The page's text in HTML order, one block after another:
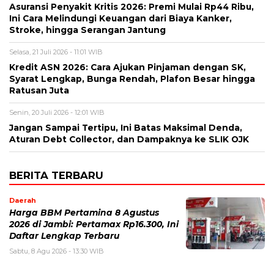
Asuransi Penyakit Kritis 2026: Premi Mulai Rp44 Ribu,
Ini Cara Melindungi Keuangan dari Biaya Kanker,
Stroke, hingga Serangan Jantung
Selasa, 21 Juli 2026 - 11:01 WIB
Kredit ASN 2026: Cara Ajukan Pinjaman dengan SK,
Syarat Lengkap, Bunga Rendah, Plafon Besar hingga
Ratusan Juta
Senin, 20 Juli 2026 - 12:01 WIB
Jangan Sampai Tertipu, Ini Batas Maksimal Denda,
Aturan Debt Collector, dan Dampaknya ke SLIK OJK
BERITA TERBARU
Daerah
Harga BBM Pertamina 8 Agustus
2026 di Jambi: Pertamax Rp16.300, Ini
Daftar Lengkap Terbaru
Sabtu, 8 Agu 2026 - 13:30 WIB